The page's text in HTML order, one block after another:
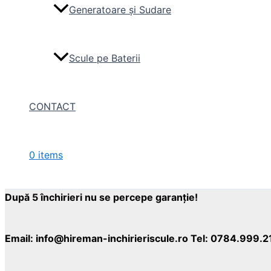
Generatoare și Sudare
Scule pe Baterii
CONTACT
0 items
După 5 închirieri nu se percepe garanţie!
Email: info@hireman-inchirieriscule.ro Tel: